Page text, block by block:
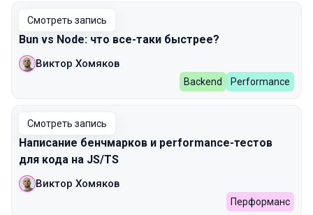
Смотреть запись
Bun vs Node: что все-таки быстрее?
Виктор Хомяков
Backend Performance
Смотреть запись
Написание бенчмарков и performance-тестов
для кода на JS/TS
Виктор Хомяков
Перформанс